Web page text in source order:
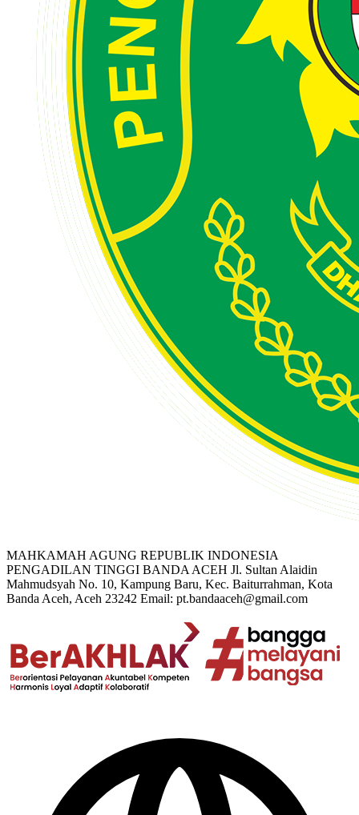
MAHKAMAH AGUNG REPUBLIK INDONESIA
PENGADILAN TINGGI BANDA ACEH Jl. Sultan Alaidin
Mahmudsyah No. 10, Kampung Baru, Kec. Baiturrahman, Kota
Banda Aceh, Aceh 23242 Email: pt.bandaaceh@gmail.com